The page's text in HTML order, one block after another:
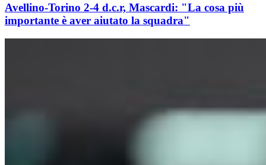
Avellino-Torino 2-4 d.c.r, Mascardi: "La cosa più
importante è aver aiutato la squadra"